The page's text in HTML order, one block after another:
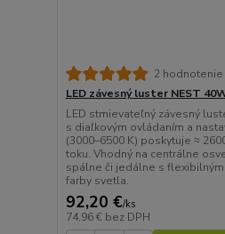
2 hodnotenie
LED závesný luster NEST
LED stmievateľný závesný
s diaľkovým ovládaním a
(3000–6500 K) poskytuje ≈
toku. Vhodný na centrálne
spálne či jedálne s
farby svetla.
92,20 €/ks
74,96 € bez DPH